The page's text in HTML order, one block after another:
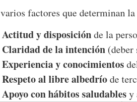
factores que determinan
Actitud y disposiciónde la
Claridad de la intención
Experiencia y conocimientos
Respeto al libre albedríode
Apoyo con hábitos saludablesy